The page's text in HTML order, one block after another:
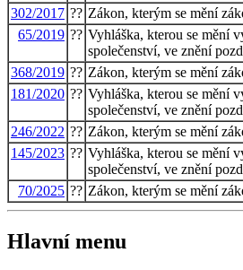
302/2017 ?? Zákon, kterým se mění
65/2019 ?? Vyhláška, kterou se mění
společenství, ve znění
368/2019 ?? Zákon, kterým se mění
181/2020 ?? Vyhláška, kterou se mění
společenství, ve znění
246/2022 ?? Zákon, kterým se mění
145/2023 ?? Vyhláška, kterou se mění
společenství, ve znění
70/2025 ?? Zákon, kterým se mění
Hlavní menu